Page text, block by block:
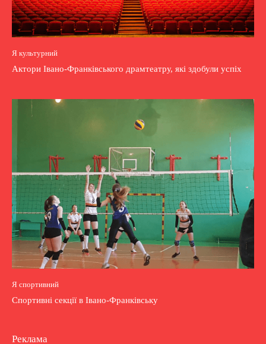
Я культурний
Актори Івано-Франківського драмтеатру, які здобули успіх
Я спортивний
Спортивні секції в Івано-Франківську
Реклама